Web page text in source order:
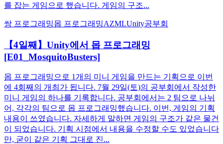
를 잡는 게임으로 했습니다. 게임의 구조...
쌍 프로그래밍몹 프로그래밍AZMLUnity공부회
【4일째】Unity에서 몹 프로그래밍
[E01_MosquitoBusters]
몹 프로그래밍으로 1개의 미니 게임을 만드는 기획으로 이번
에 4회째의 개최가 됩니다. 7월 29일(토)의 공부회에서 작성한
미니 게임의 하나를 기록합니다. 공부회에서는 2 팀으로 나뉘
어, 각각의 팀으로 몹 프로그래밍했습니다. 이번, 게임의 기획
내용이 쓰였습니다. 자세하게 말하면 게임의 구조가 같은 물건
이 되었습니다. 기획 시점에서 내용을 수정할 수도 있었습니다
만, 굳이 같은 기획 그대로 진...